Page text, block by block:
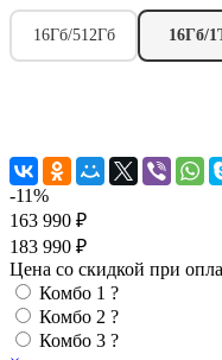
16Гб/512Гб 16Гб/
-11%
163 990 ₽
183 990 ₽
Цена со скидкой при
Комбо 1 ?
Комбо 2 ?
Комбо 3 ?